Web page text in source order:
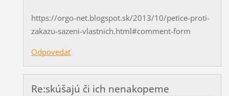
https://orgo-net.blogspot.sk/2013/10/petice-proti-
zakazu-sazeni-vlastnich.html#comment-form
Odpovedať
Re:skúšajú či ich nenakopeme